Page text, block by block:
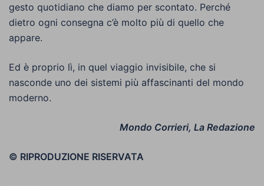
gesto quotidiano che diamo per scontato. Perché
dietro ogni consegna c’è molto più di quello che
appare.
Ed è proprio lì, in quel viaggio invisibile, che si
nasconde uno dei sistemi più affascinanti del mondo
moderno.
Mondo Corrieri, La Redazione
© RIPRODUZIONE RISERVATA